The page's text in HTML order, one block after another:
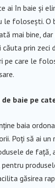
ai în baie și
le folosești. O
mai bine,
prin zeci
pe care le
baie pe
baia
Poți să ai
de
găsirea